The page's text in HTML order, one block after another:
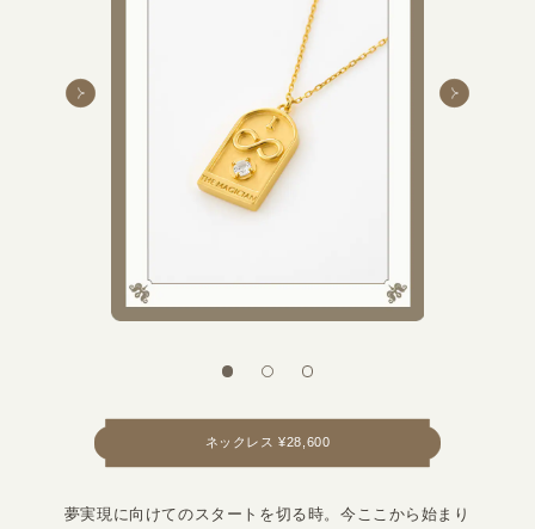
夢実現に向けてのスタートを切る時。今ここから始まり
ネックレス ¥28,600